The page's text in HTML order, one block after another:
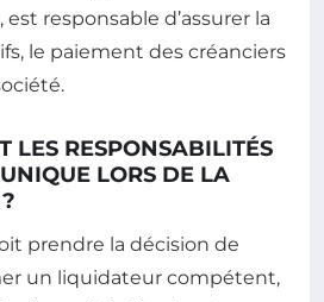
responsable d’assurer la
le paiement des créanciers
LES RESPONSABILITÉS
LORS DE LA
prendre la décision de
un liquidateur compétent,